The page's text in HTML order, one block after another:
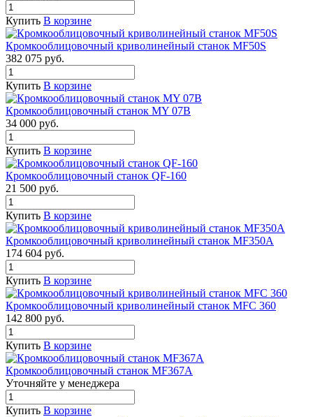
Купить В корзине
Кромкооблицовочный криволинейный станок MF50S
382 075 руб.
Купить В корзине
Кромкооблицовочный станок MY 07B
34 000 руб.
Купить В корзине
Кромкооблицовочный станок QF-160
21 500 руб.
Купить В корзине
Кромкооблицовочный криволинейный станок MF350А
174 604 руб.
Купить В корзине
Кромкооблицовочный криволинейный станок MFC 360
142 800 руб.
Купить В корзине
Кромкооблицовочный станок MF367А
Уточняйте у менеджера
Купить В корзине